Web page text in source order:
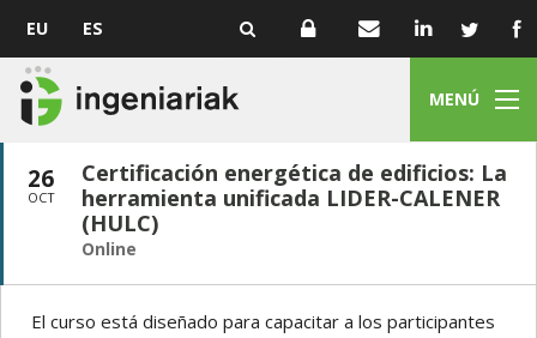
EU ES
MENÚ
26
OCT
Certificación energética de edificios: La
herramienta unificada LIDER-CALENER
(HULC)
Online
El curso está diseñado para capacitar a los participantes